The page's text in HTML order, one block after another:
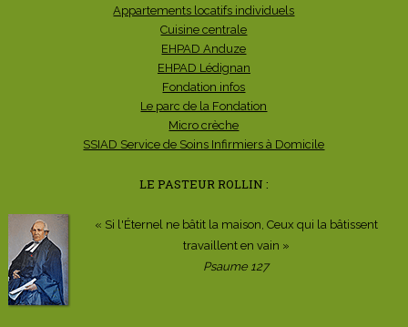
Appartements locatifs individuels
Cuisine centrale
EHPAD Anduze
EHPAD Lédignan
Fondation infos
Le parc de la Fondation
Micro crèche
SSIAD Service de Soins Infirmiers à Domicile
LE PASTEUR ROLLIN :
« Si l'Éternel ne bâtit la maison, Ceux qui la bâtissent
travaillent en vain »
Psaume 127